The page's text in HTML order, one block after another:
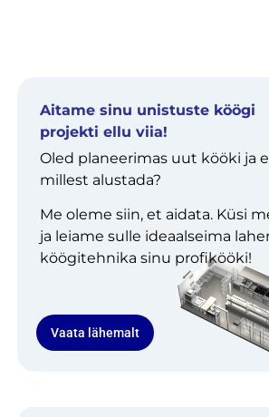
Aitame sinu unistuste köögi
projekti ellu viia!
Oled planeerimas uut kööki ja
millest alustada?
Me oleme siin, et aidata. Küsi
ja leiame sulle ideaalseima
köögitehnika sinu profikööki!
Vaata lähemalt